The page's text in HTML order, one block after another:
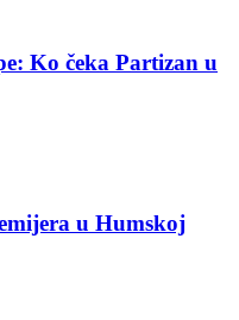
Ko čeka Partizan u
u Humskoj